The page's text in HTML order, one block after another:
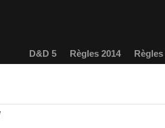
D&D 5 Règles 2014 Règles